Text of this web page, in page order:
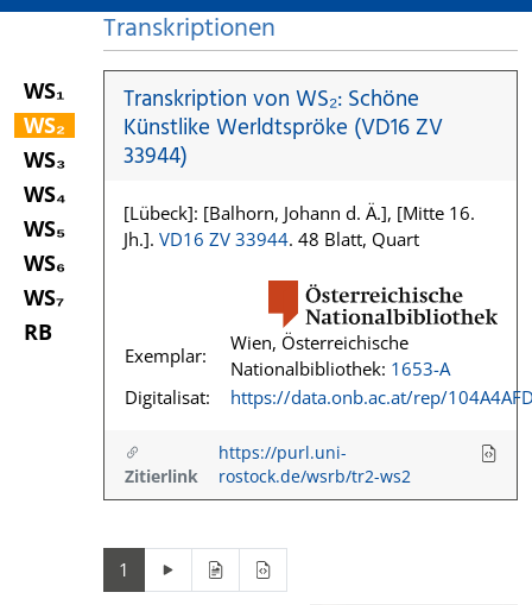
WS₁
WS₂
WS₃
WS₄
WS₅
WS₆
WS₇
RB
Transkriptionen
Transkription von WS₂: Schöne
Künstlike Werldtspröke (VD16 ZV
33944)
[Lübeck]: [Balhorn, Johann d. Ä.], [Mitte 16.
Jh.]. VD16 ZV 33944. 48 Blatt, Quart
Exemplar:
Wien, Österreichische
Nationalbibliothek: 1653-A
Digitalisat:
https://data.onb.ac.at/rep/
Zitierlink
https://purl.uni-
rostock.de/wsrb/tr2-ws2
1